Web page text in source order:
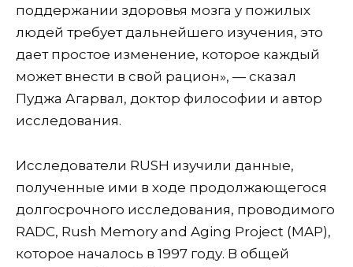
поддержании здоровья мозга у пожилых
людей требует дальнейшего изучения, это
дает простое изменение, которое каждый
может внести в свой рацион», — сказал
Пуджа Агарвал, доктор философии и автор
исследования.
Исследователи RUSH изучили данные,
полученные ими в ходе продолжающегося
долгосрочного исследования, проводимого
RADC, Rush Memory and Aging Project (MAP),
которое началось в 1997 году. В общей